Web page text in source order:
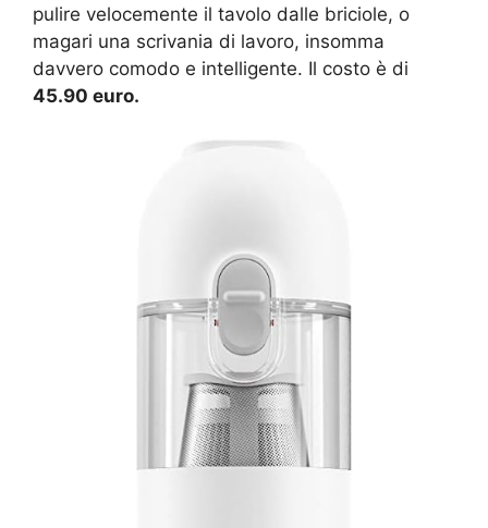
pulire velocemente il tavolo dalle briciole, o
magari una scrivania di lavoro, insomma
davvero comodo e intelligente. Il costo è di
45.90 euro.